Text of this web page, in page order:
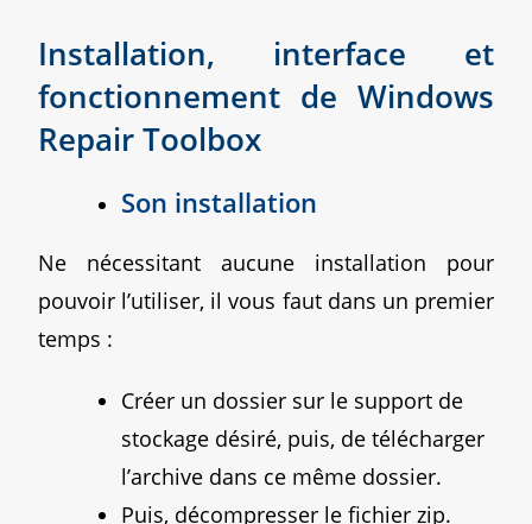
Installation, interface et
fonctionnement de Windows
Repair Toolbox
Son installation
Ne nécessitant aucune installation pour
pouvoir l’utiliser, il vous faut dans un premier
temps :
Créer un dossier sur le support de
stockage désiré, puis, de télécharger
l’archive dans ce même dossier.
Puis, décompresser le fichier zip.